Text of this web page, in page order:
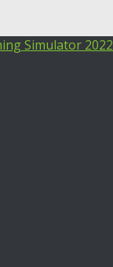
Simulator 2022